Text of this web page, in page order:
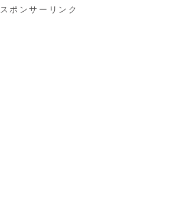
スポンサーリンク